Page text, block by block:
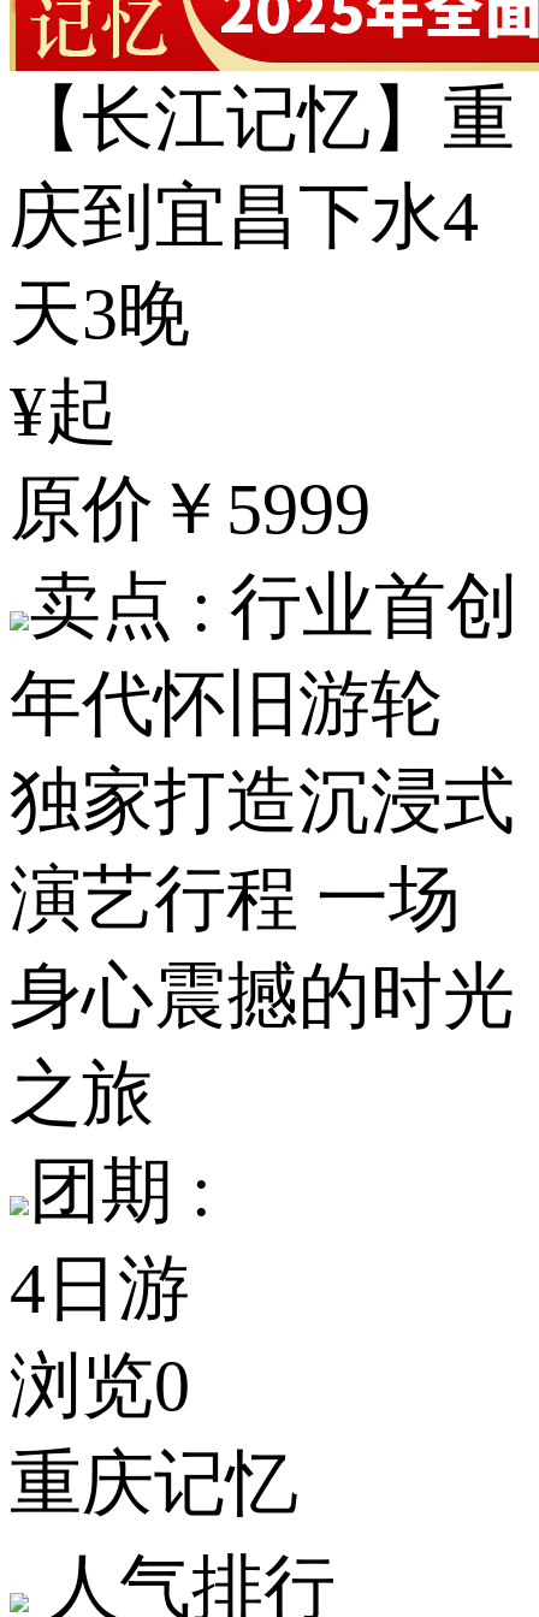
【长江记忆】重
庆到宜昌下水4
天3晚
¥起
原价 ￥5999
卖点 : 行业首创
年代怀旧游轮
独家打造沉浸式
演艺行程 一场
身心震撼的时光
之旅
团期 :
4日游
浏览0
重庆记忆
人气排行